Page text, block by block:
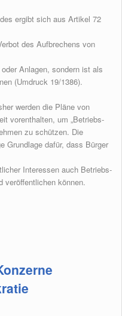
ergibt sich aus Artikel 72
des Aufbrechens von
Anlagen, sondern ist als
(Umdruck 19/1386).
werden die Pläne von
vorenthalten, um „Betriebs-
zu schützen. Die
Grundlage dafür, dass Bürger
Interessen auch Betriebs-
veröffentlichen können.